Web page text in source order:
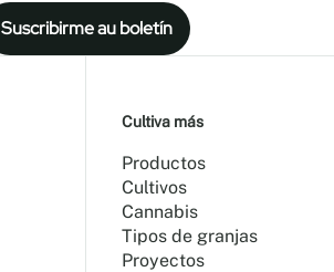
Suscribirme au boletín
Cultiva más
Productos
Cultivos
Cannabis
Tipos de granjas
Proyectos